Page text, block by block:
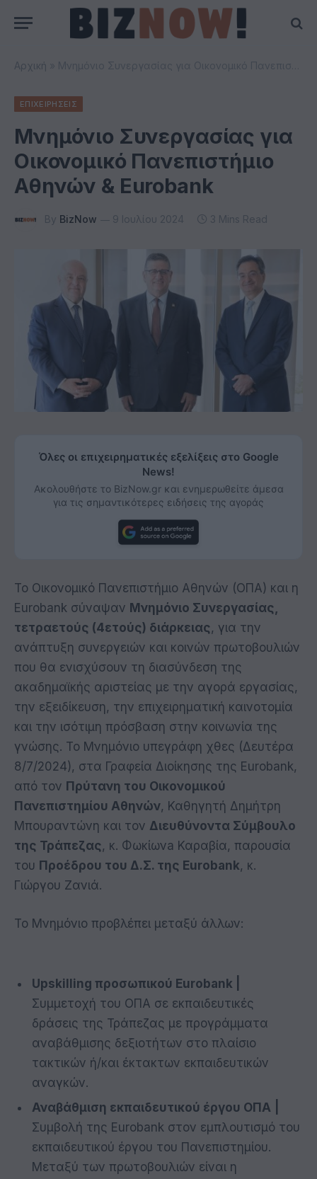
Αρχική
ΕΠΙΧΕΙΡΗΣΕΙΣ
Μνημόνιο Συνεργασίας για
Οικονομικό Πανεπιστήμιο
Αθηνών & Eurobank
By BizNow 9 Ιουλίου 2024 3 Mins Read
Όλες οι επιχειρηματικές εξελίξεις στο Google
News!
Ακολουθήστε το BizNow.gr και ενημερωθείτε άμεσα
για τις σημαντικότερες ειδήσεις της αγοράς
Το Οικονομικό Πανεπιστήμιο Αθηνών (ΟΠΑ) και η
Eurobank σύναψαν Μνημόνιο Συνεργασίας,
τετραετούς (4ετούς) διάρκειας, για την
ανάπτυξη συνεργειών και κοινών πρωτοβουλιών
που θα ενισχύσουν τη διασύνδεση της
ακαδημαϊκής αριστείας με την αγορά εργασίας,
την εξειδίκευση, την επιχειρηματική καινοτομία
και την ισότιμη πρόσβαση στην κοινωνία της
γνώσης. Το Μνημόνιο υπεγράφη χθες (Δευτέρα
8/7/2024), στα Γραφεία Διοίκησης της Eurobank,
από τον Πρύτανη του Οικονομικού
Πανεπιστημίου Αθηνών, Καθηγητή Δημήτρη
Μπουραντώνη και τον Διευθύνοντα Σύμβουλο
της Τράπεζας, κ. Φωκίωνa Καραβία, παρουσία
του Προέδρου του Δ.Σ. της Eurobank, κ.
Γιώργου Ζανιά.
Το Μνημόνιο προβλέπει μεταξύ άλλων:
Upskilling προσωπικού Eurobank
Συμμετοχή του ΟΠΑ σε εκπαιδευτικές
δράσεις της Τράπεζας με προγράμματα
αναβάθμισης δεξιοτήτων στο πλαίσιο
τακτικών ή/και έκτακτων εκπαιδευτικών
αναγκών.
Αναβάθμιση εκπαιδευτικού έργου ΟΠΑ
Συμβολή της Eurobank στον εμπλουτισμό του
εκπαιδευτικού έργου του Πανεπιστημίου.
Μεταξύ των πρωτοβουλιών είναι η